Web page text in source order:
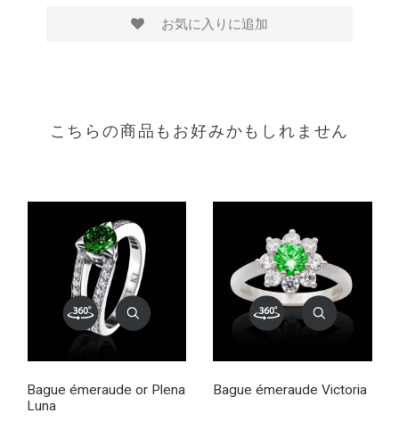
お気に入りに追加
こちらの商品もお好みかもしれません
Bague émeraude or Plena
Luna
Bague émeraude Victoria